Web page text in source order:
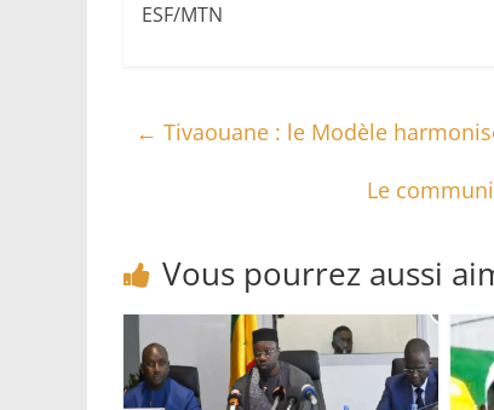
ESF/MTN
← Tivaouane : le Modèle
Le
Vous pourrez aussi